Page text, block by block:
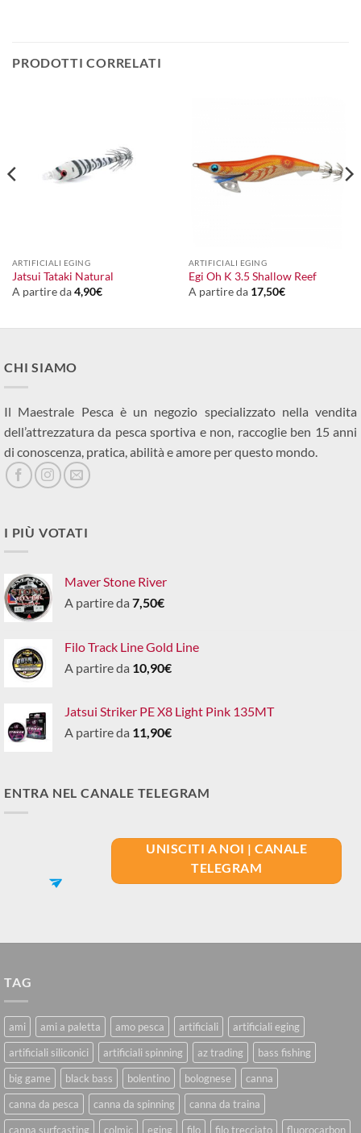
PRODOTTI CORRELATI
ARTIFICIALI EGING
Jatsui Tataki Natural
A partire da4,90€
ARTIFICIALI EGING
Egi Oh K 3.5 Shallow Reef
A partire da 17,50€
CHI SIAMO
Il Maestrale Pesca è un negozio specializzato nella vendita
dell’attrezzatura da pesca sportiva e non, raccoglie ben 15 anni
di conoscenza, pratica, abilità e amore per questo mondo.
I PIÙ VOTATI
Maver Stone River
A partire da 7,50€
Filo Track Line Gold Line
A partire da 10,90€
Jatsui Striker PE X8 Light Pink 135MT
A partire da 11,90€
ENTRA NEL CANALE TELEGRAM
UNISCITI A NOI | CANALE
TELEGRAM
TAG
ami ami a paletta amo pesca artificiali
artificiali eging
artificiali siliconici
artificiali spinning az trading
bass fishing
big game
black bass bolentino bolognese
canna
canna da pesca
canna da spinning
canna da traina
canna surfcasting
colmic eging filo filo trecciato fluorocarbon